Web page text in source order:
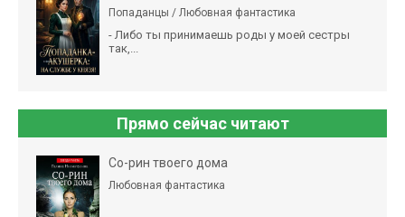
Попаданцы / Любовная фантастика
- Либо ты принимаешь роды у моей сестры
так,...
Прямо сейчас читают
Со-рин твоего дома
Любовная фантастика